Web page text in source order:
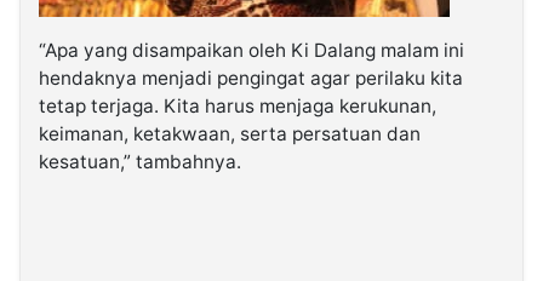
“Apa yang disampaikan oleh Ki Dalang malam ini
hendaknya menjadi pengingat agar perilaku kita
tetap terjaga. Kita harus menjaga kerukunan,
keimanan, ketakwaan, serta persatuan dan
kesatuan,” tambahnya.